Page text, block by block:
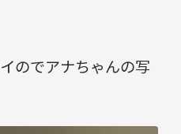
のでアナちゃんの写